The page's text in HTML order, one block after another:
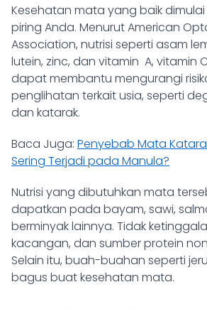
Kesehatan mata yang baik
piring Anda. Menurut American
Association, nutrisi seperti asam
lutein, zinc, dan vitamin A, vitamin
dapat membantu mengurangi
penglihatan terkait usia, seperti
dan katarak.
Baca Juga: Penyebab Mata
Sering Terjadi pada Manula?
Nutrisi yang dibutuhkan mata
dapatkan pada bayam, sawi,
berminyak lainnya. Tidak
kacangan, dan sumber protein
Selain itu, buah-buahan seperti
bagus buat kesehatan mata.